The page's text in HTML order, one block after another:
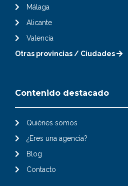
Málaga
Alicante
Valencia
Otras provincias / Ciudades
Contenido destacado
Quiénes somos
¿Eres una agencia?
Blog
Contacto